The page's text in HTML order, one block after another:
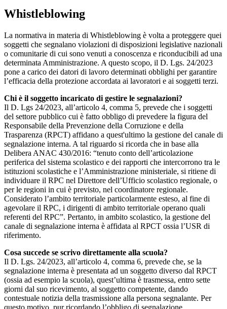
Whistleblowing
La normativa in materia di Whistleblowing è volta a proteggere quei
soggetti che segnalano violazioni di disposizioni legislative nazionali
o comunitarie di cui sono venuti a conoscenza e riconducibili ad una
determinata Amministrazione. A questo scopo, il D. Lgs. 24/2023
pone a carico dei datori di lavoro determinati obblighi per garantire
l’efficacia della protezione accordata ai lavoratori e ai soggetti terzi.
Chi è il soggetto incaricato di gestire le segnalazioni?
Il D. Lgs 24/2023, all’articolo 4, comma 5, prevede che i soggetti
del settore pubblico cui è fatto obbligo di prevedere la figura del
Responsabile della Prevenzione della Corruzione e della
Trasparenza (RPCT) affidano a quest'ultimo la gestione del canale di
segnalazione interna. A tal riguardo si ricorda che in base alla
Delibera ANAC 430/2016: “tenuto conto dell’articolazione
periferica del sistema scolastico e dei rapporti che intercorrono tra le
istituzioni scolastiche e l’Amministrazione ministeriale, si ritiene di
individuare il RPC nel Direttore dell’Ufficio scolastico regionale, o
per le regioni in cui è previsto, nel coordinatore regionale.
Considerato l’ambito territoriale particolarmente esteso, al fine di
agevolare il RPC, i dirigenti di ambito territoriale operano quali
referenti del RPC”. Pertanto, in ambito scolastico, la gestione del
canale di segnalazione interna è affidata al RPCT ossia l’USR di
riferimento.
Cosa succede se scrivo direttamente alla scuola?
Il D. Lgs. 24/2023, all’articolo 4, comma 6, prevede che, se la
segnalazione interna è presentata ad un soggetto diverso dal RPCT
(ossia ad esempio la scuola), quest’ultima è trasmessa, entro sette
giorni dal suo ricevimento, al soggetto competente, dando
contestuale notizia della trasmissione alla persona segnalante. Per